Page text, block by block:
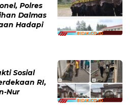
Polres
Dalmas
Hadapi
Sosial
RI,
Nur